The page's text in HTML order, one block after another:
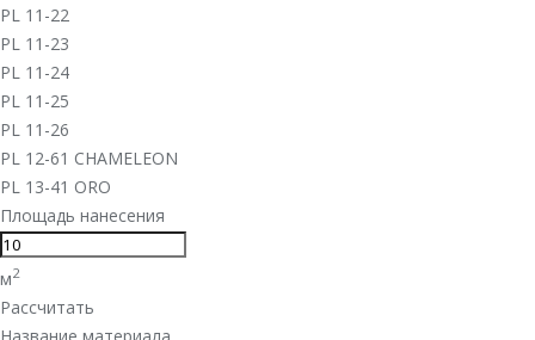
PL 11-22
PL 11-23
PL 11-24
PL 11-25
PL 11-26
PL 12-61 CHAMELEON
PL 13-41 ORO
Площадь нанесения
м2
Рассчитать
Название материала